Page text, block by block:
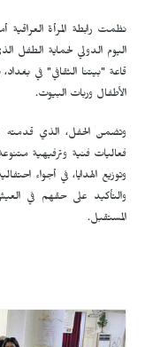
نظمت رابطة المرأة العراقية
اليوم الدولي لحماية
قاعة "بيتنا الثقافي" في
الأطفال وربات البيوت.
وتضمن الحفل، الذي قدمته
فعاليات فنية وترفيهية
وتوزيع الهدايا، في أجواء
والتأكيد على حقهم في
المستقبل.